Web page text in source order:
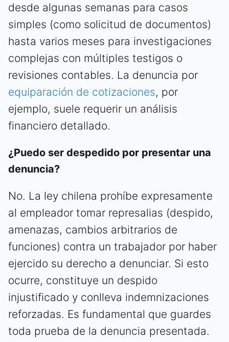
desde algunas semanas para casos
simples (como solicitud de documentos)
hasta varios meses para investigaciones
complejas con múltiples testigos o
revisiones contables. La denuncia por
equiparación de cotizaciones, por
ejemplo, suele requerir un análisis
financiero detallado.
¿Puedo ser despedido por presentar una
denuncia?
No. La ley chilena prohíbe expresamente
al empleador tomar represalias (despido,
amenazas, cambios arbitrarios de
funciones) contra un trabajador por haber
ejercido su derecho a denunciar. Si esto
ocurre, constituye un despido
injustificado y conlleva indemnizaciones
reforzadas. Es fundamental que guardes
toda prueba de la denuncia presentada.